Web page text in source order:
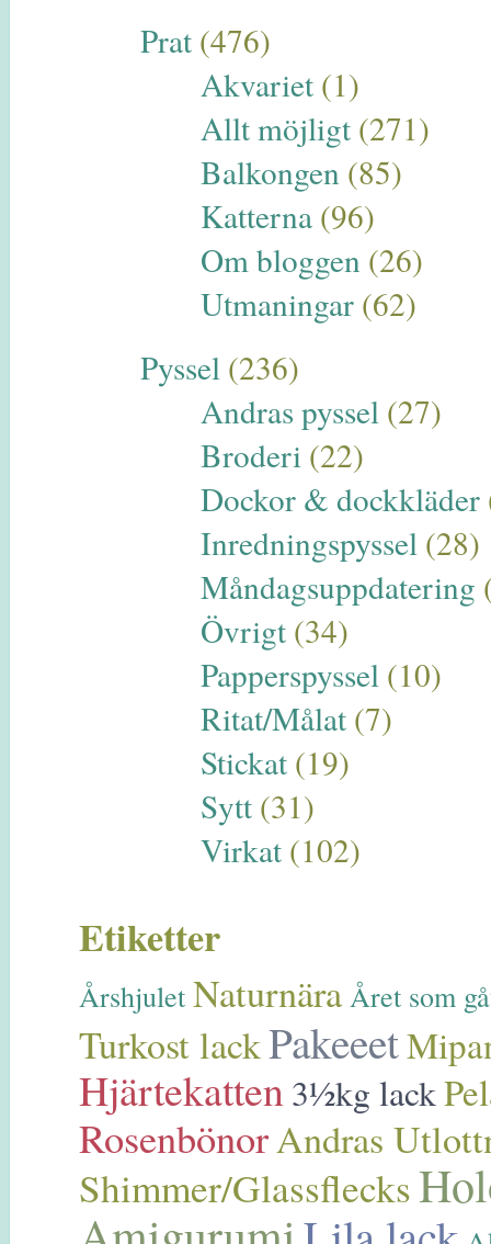
Prat(476)
Akvariet (1)
Allt möjligt (271)
Balkongen (85)
Katterna (96)
Om bloggen (26)
Utmaningar (62)
Pyssel(236)
Andras pyssel (27)
Broderi (22)
Dockor & dockkläder
Inredningspyssel (28)
Måndagsuppdatering
Övrigt (34)
Papperspyssel (10)
Ritat/Målat (7)
Stickat (19)
Sytt (31)
Virkat (102)
Etiketter
Årshjulet Naturnära Året som
Turkost lackPakeeet
Hjärtekatten3½kg lack
RosenbönorAndras
Shimmer/Glassflecks